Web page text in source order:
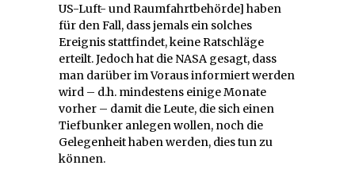
US-Luft- und Raumfahrtbehörde] haben
für den Fall, dass jemals ein solches
Ereignis stattfindet, keine Ratschläge
erteilt. Jedoch hat die NASA gesagt, dass
man darüber im Voraus informiert werden
wird – d.h. mindestens einige Monate
vorher – damit die Leute, die sich einen
Tiefbunker anlegen wollen, noch die
Gelegenheit haben werden, dies tun zu
können.